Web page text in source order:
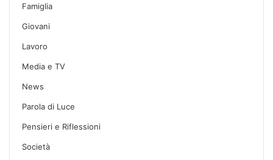
Famiglia
Giovani
Lavoro
Media e TV
News
Parola di Luce
Pensieri e Riflessioni
Società